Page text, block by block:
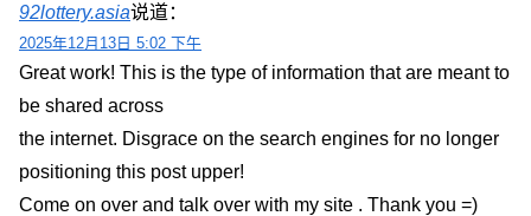
92lottery.asia说道：
2025年12月13日 5:02 下午
Great work! This is the type of information that are meant to
be shared across
the internet. Disgrace on the search engines for no longer
positioning this post upper!
Come on over and talk over with my site . Thank you =)